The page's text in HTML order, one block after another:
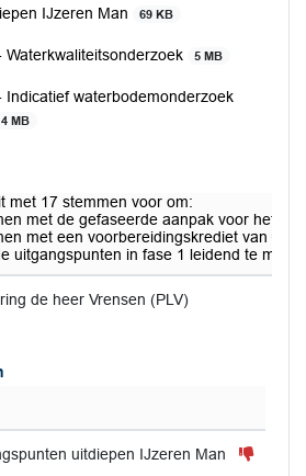
IJzeren Man 69 KB
Waterkwaliteitsonderzoek 5 MB
Indicatief waterbodemonderzoek
4 MB
met 17 stemmen voor om:
met de gefaseerde aanpak voor het
met een voorbereidingskrediet van
uitgangspunten in fase 1 leidend te
de heer Vrensen (PLV)
uitdiepen IJzeren Man